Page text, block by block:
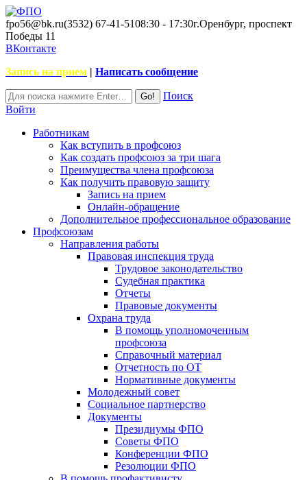
fpo56@bk.ru(3532) 67-41-5108:30 - 17:30г.Оренбург, проспект
Победы 11
ВКонтакте
Запись на прием | Написать сообщение
Поиск
Войти
Работникам
Как вступить в профсоюз
Как создать профсоюз за три шага
Преимущества члена профсоюза
Как получить правовую защиту
Запись на прием
Онлайн-обращение
Дополнительное профессиональное образование
Профсоюзам
Направления работы
Правовая инспекция труда
Трудовое законодательство
Судебная практика
Отчеты
Правовые документы
Охрана труда
В помощь уполномоченным
профсоюза
Справочный материал
Отчетность по ОТ
Нормативные документы
Молодежный совет
Социальное партнерство
Документы
Президиумы ФПО
Советы ФПО
Конференции ФПО
Резолюции ФПО